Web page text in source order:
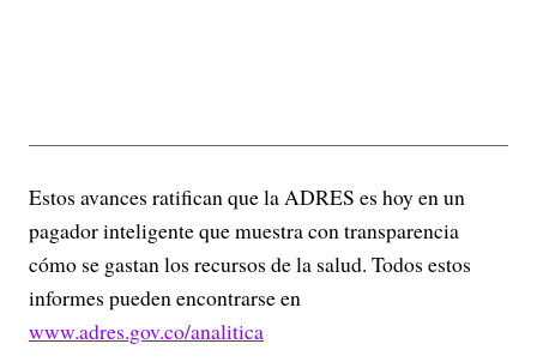
Estos avances ratifican que la ADRES es hoy en un
pagador inteligente que muestra con transparencia
cómo se gastan los recursos de la salud. Todos estos
informes pueden encontrarse en
www.adres.gov.co/analitica